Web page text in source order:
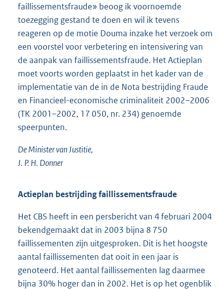
faillissementsfraude» beoog ik voornoemde
toezegging gestand te doen en wil ik tevens
reageren op de motie Douma inzake het verzoek om
een voorstel voor verbetering en intensivering van
de aanpak van faillissementsfraude. Het Actieplan
moet voorts worden geplaatst in het kader van de
implementatie van de in de Nota bestrijding Fraude
en Financieel-economische criminaliteit 2002–2006
(TK 2001–2002, 17 050, nr. 234) genoemde
speerpunten.
De Minister van Justitie,
J. P. H. Donner
Actieplan bestrijding faillissementsfraude
Het CBS heeft in een persbericht van 4 februari 2004
bekendgemaakt dat in 2003 bijna 8 750
faillissementen zijn uitgesproken. Dit is het hoogste
aantal faillissementen dat ooit in een jaar is
genoteerd. Het aantal faillissementen lag daarmee
bijna 30% hoger dan in 2002. Het is op het ogenblik